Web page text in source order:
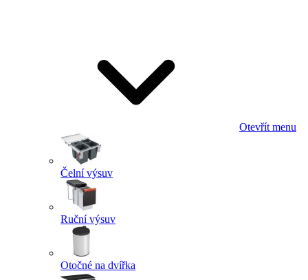
Otevřít menu
Čelní výsuv
Ruční výsuv
Otočné na dvířka